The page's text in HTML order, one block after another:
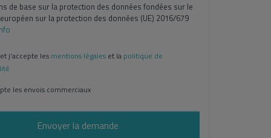
de base sur la protection des données fondées sur le
sur la protection des données (UE) 2016/679
j'accepte les mentions légales et la politique de
les envois commerciaux
Envoyer la demande